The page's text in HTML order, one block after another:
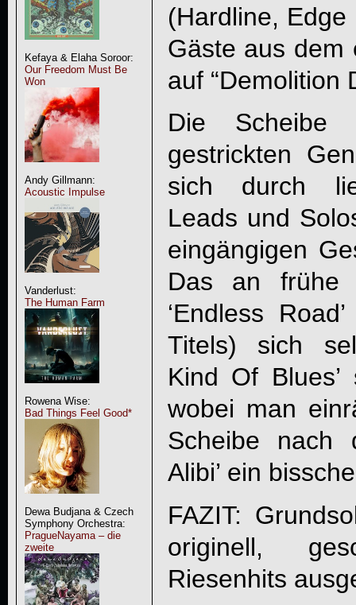
Kefaya & Elaha Soroor:
Our Freedom Must Be
Won
Andy Gillmann:
Acoustic Impulse
Vanderlust:
The Human Farm
Rowena Wise:
Bad Things Feel Good*
Dewa Budjana & Czech
Symphony Orchestra:
PragueNayama – die
zweite
(Hardline,
Gäste aus dem
auf “Demolition
Die Scheibe
gestrickten
sich durch
Leads und
eingängigen
Das an frühe
‘Endless
Titels) sich
Kind Of
wobei man
Scheibe nach
Alibi’ ein
FAZIT:
originell,
Riesenhits